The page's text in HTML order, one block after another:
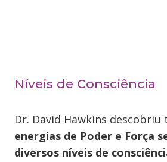
Níveis de Consciência
Dr. David Hawkins descobriu
energias de Poder e Força
diversos níveis de